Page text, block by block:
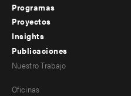
Footer
menu
-
Programas
Proyectos
Insights
Publicaciones
Nuestro Trabajo
Oficinas